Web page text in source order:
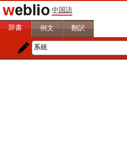
中国語
辞書 例文 翻訳